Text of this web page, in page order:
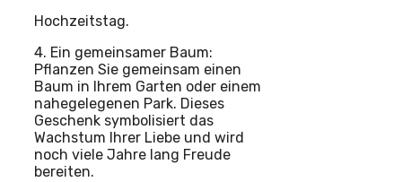
Hochzeitstag.
4. Ein gemeinsamer Baum:
Pflanzen Sie gemeinsam einen
Baum in Ihrem Garten oder einem
nahegelegenen Park. Dieses
Geschenk symbolisiert das
Wachstum Ihrer Liebe und wird
noch viele Jahre lang Freude
bereiten.